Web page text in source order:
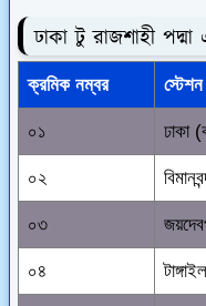
ঢাকা টু রাজশাহী
ক্রমিক নম্বর
০১ ঢাকা
০২
০৩
০৪ টাঙ্গাইল